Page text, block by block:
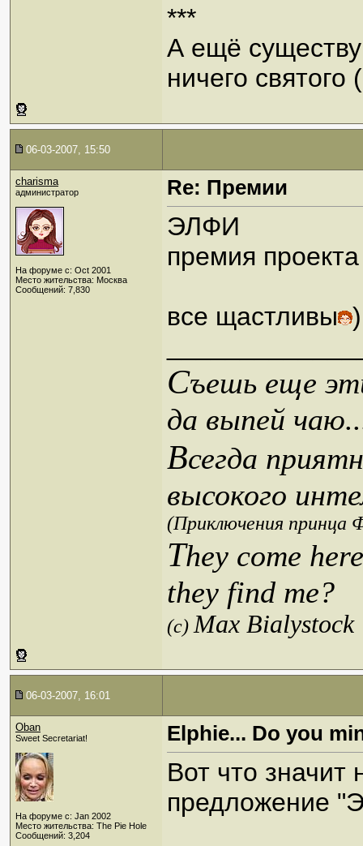
***
А ещё
ничего
06-03-2007, 15:50
charisma
администратор
На форуме с: Oct 2001
Место жительства: Москва
Сообщений: 7,830
Re: Премии
ЭЛФИ
премия
все щастливы )
Съешь еще
да выпей
Всегда
высокого
(Приключения принца
They come
they find me?
(c)Max Bialystock
06-03-2007, 16:01
Oban
Sweet Secretariat!
На форуме с: Jan 2002
Место жительства: The Pie Hole
Сообщений: 3,204
Elphie... Do you
Вот что
предложение